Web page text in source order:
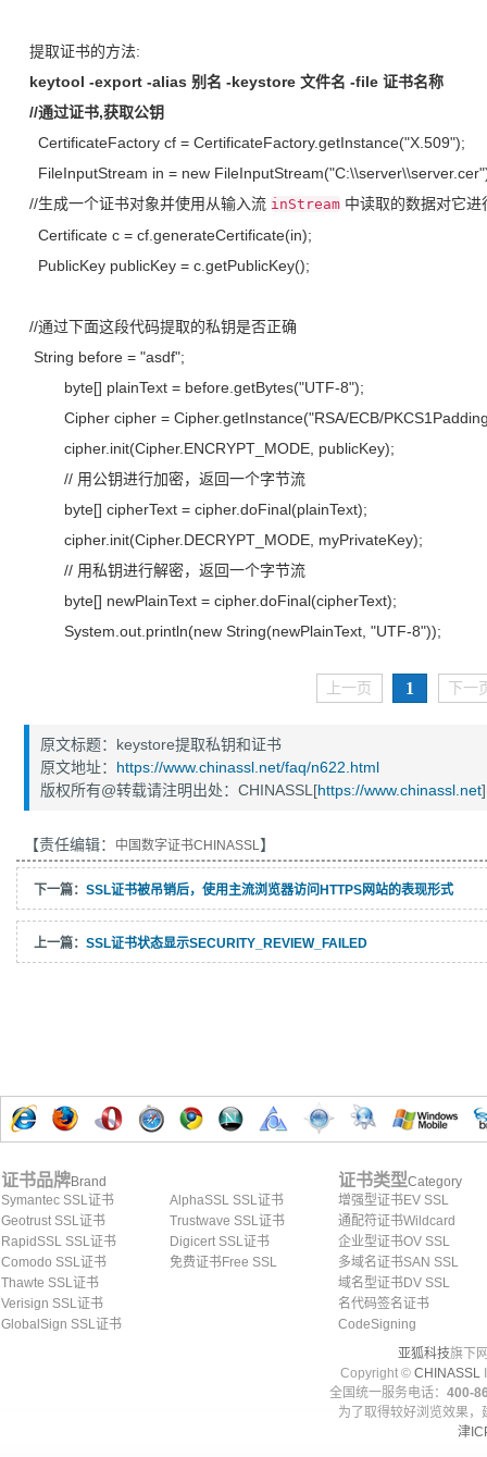
提取证书的方法:
keytool -export -alias 别名 -keystore 文件名 -file 证书名称
//通过证书,获取公钥
CertificateFactory cf = CertificateFactory.getInstance("X.509");
FileInputStream in = new
//生成一个证书对象并使用从输入流 inStream 中读取的数据对它进
Certificate c = cf.generateCertificate(in);
PublicKey publicKey = c.getPublicKey();
//通过下面这段代码提取的私钥是否正确
String before = "asdf";
byte[] plainText = before.getBytes("UTF-8");
Cipher cipher = Cipher.getInstance("RSA/ECB/
cipher.init(Cipher.ENCRYPT_MODE, publicKey);
// 用公钥进行加密，返回一个字节流
byte[] cipherText = cipher.doFinal(plainText);
cipher.init(Cipher.DECRYPT_MODE, myPrivateKey);
// 用私钥进行解密，返回一个字节流
byte[] newPlainText = cipher.doFinal(cipherText);
System.out.println(new String(newPlainText, "UTF-8"));
上一页 1 下一
原文标题：keystore提取私钥和证书
原文地址： https://www.chinassl.net/faq/n622.html
版权所有@转载请注明出处：CHINASSL[https://www.chinassl.net]
【责任编辑： 中国数字证书CHINASSL】
下一篇： SSL证书被吊销后，使用主流浏览器访问HTTPS网站的表现形式
上一篇： SSL证书状态显示SECURITY_REVIEW_FAILED
证书品牌Brand
Symantec SSL证书
Geotrust SSL证书
RapidSSL SSL证书
Comodo SSL证书
Thawte SSL证书
Verisign SSL证书
GlobalSign SSL证书
AlphaSSL SSL证书
Trustwave SSL证书
Digicert SSL证书
免费证书Free SSL
证书类型Category
增强型证书EV SSL
通配符证书Wildcard
企业型证书OV SSL
多域名证书SAN SSL
域名型证书DV SSL
名代码签名证书
CodeSigning
亚狐科技旗下
Copyright © CHINASSL
全国统一服务电话： 400-
为了取得较好浏览效果
津